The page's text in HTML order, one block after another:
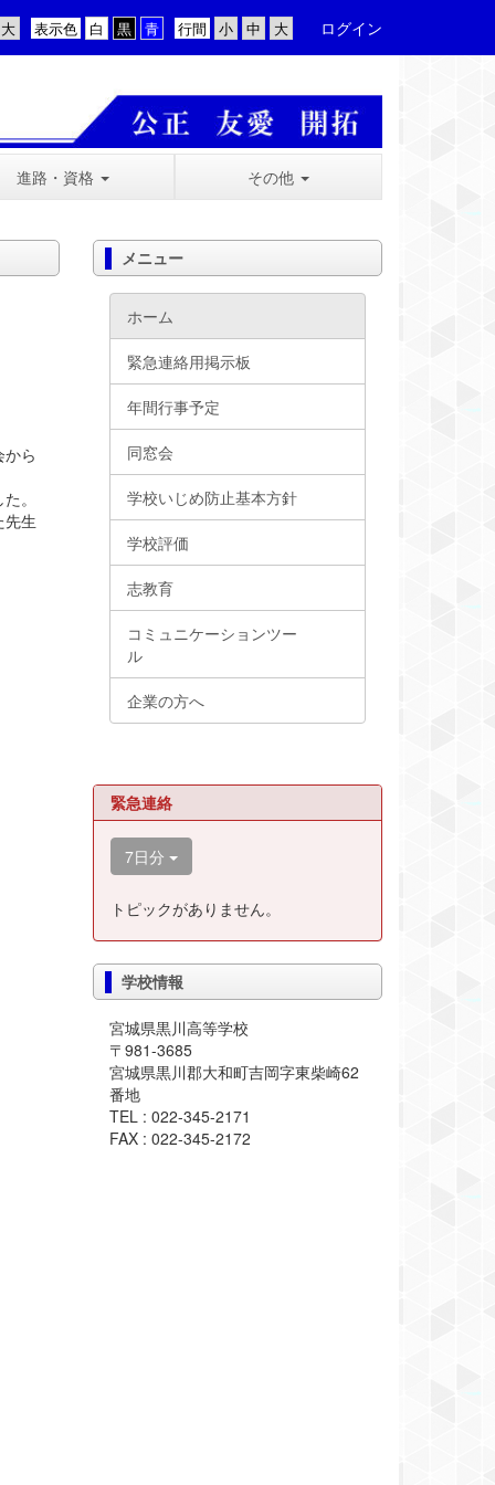
行間
表示色 ログイン
進路・資格 その他
ら
。
先生
メニュー
ホーム
緊急連絡用掲示板
年間行事予定
同窓会
学校いじめ防止基本方針
学校評価
志教育
コミュニケーションツー
ル
企業の方へ
緊急連絡
7日分
トピックがありません。
学校情報
宮城県黒川高等学校
〒981-3685
宮城県黒川郡大和町吉岡字東柴崎62
番地
TEL : 022-345-2171
FAX : 022-345-2172